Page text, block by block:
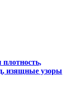
плотность,
изящные узоры